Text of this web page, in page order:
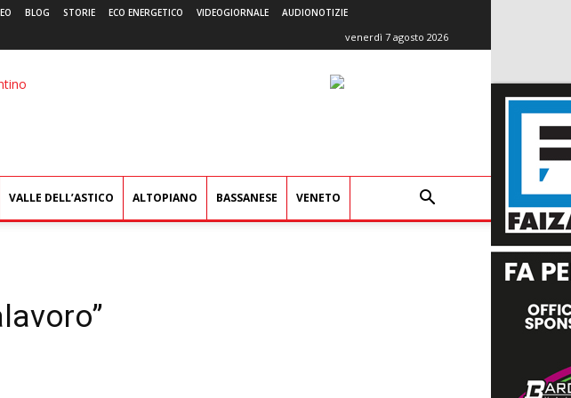
BLOG STORIE ECO ENERGETICO VIDEOGIORNALE AUDIONOTIZIE
venerdì 7 agosto 2026
VALLE DELL’ASTICO ALTOPIANO BASSANESE VENETO